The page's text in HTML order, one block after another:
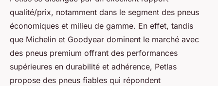
qualité/prix, notamment dans le segment des pneus
économiques et milieu de gamme. En effet, tandis
que Michelin et Goodyear dominent le marché avec
des pneus premium offrant des performances
supérieures en durabilité et adhérence, Petlas
propose des pneus fiables qui répondent